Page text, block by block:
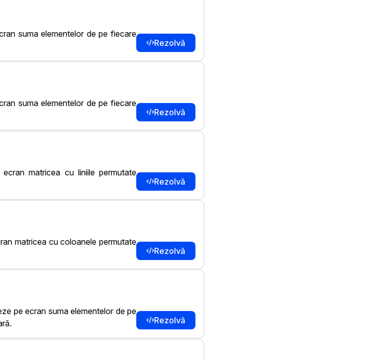
suma elementelor de pe fiecare
Rezolvă
suma elementelor de pe fiecare
Rezolvă
matricea cu liniile permutate
Rezolvă
matricea cu coloanele permutate
Rezolvă
pe ecran suma elementelor de pe
Rezolvă